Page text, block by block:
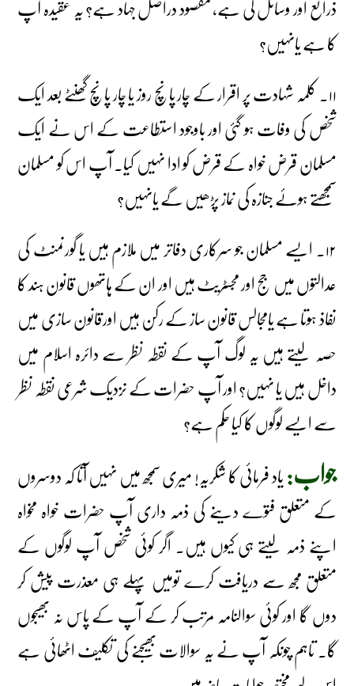
کا ہے یانہیں؟
۱۱۔ کلمہ شہادت پر اقرار کے چار پانچ روز یا چار پانچ گھنٹے بعد ایک
شخص کی وفات ہو گئی اور باوجود استطاعت کے اس نے ایک
مسلمان قرض خواہ کے قرض کو ادا نہیں کیا۔ آپ اس کو مسلمان
سمجھتے ہوئے جنازہ کی نماز پڑھیں گے یانہیں؟
۱۲۔ ایسے مسلمان جو سرکاری دفاتر میں ملازم ہیں یا گورنمنٹ کی
عدالتوں میں جج اور مجسٹریٹ ہیں اور ان کے ہاتھوں قانون ہند کا
نفاذ ہوتا ہے یامجالس قانون ساز کے رکن ہیں اورقانون سازی میں
حصہ لیتے ہیں یہ لوگ آپ کے نقطہ نظر سے دائرہ اسلام میں
داخل ہیں یا نہیں؟ اور آپ حضرات کے نزدیک شرعی نقطہ نظر
سے ایسے لوگوں کا کیا حکم ہے؟
جواب:یاد فرمائی کا شکریہ! میری سمجھ میں نہیں آتا کہ دوسروں
کے متعلق فتوے دینے کی ذمہ داری آپ حضرات خواہ مخواہ
اپنے ذمہ لیتے ہی کیوں ہیں۔ اگر کوئی شخص آپ لوگوں کے
متعلق مجھ سے دریافت کرے تومیں پہلے ہی معذرت پیش کر
دوں گا اور کوئی سوالنامہ مرتب کر کے آپ کے پاس نہ بھیجوں
گا۔ تاہم چونکہ آپ نے یہ سوالات بھیجنے کی تکلیف اٹھائی ہے